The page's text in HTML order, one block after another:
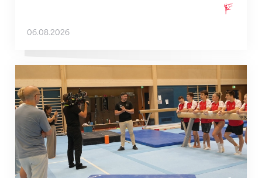
06.08.2026
En route pour Zagreb avec des objectifs clairs